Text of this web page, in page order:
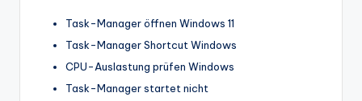
Task-Manager öffnen Windows 11
Task-Manager Shortcut Windows
CPU-Auslastung prüfen Windows
Task-Manager startet nicht